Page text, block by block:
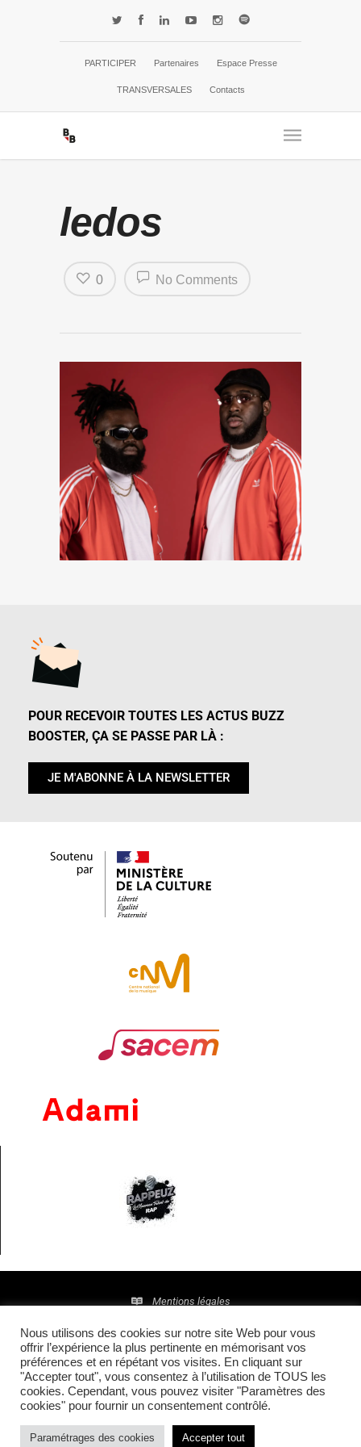
PARTICIPER Partenaires Espace Presse
TRANSVERSALES Contacts
ledos
No Comments
0
POUR RECEVOIR TOUTES LES ACTUS BUZZ
BOOSTER, ÇA SE PASSE PAR LÀ :
JE M'ABONNE À LA NEWSLETTER
Mentions légales
Politique de confidentialité
© 2016 • Site maintenu et mis à jour parTI(E)GER
COMMUNICATION
Nous utilisons des cookies sur notre site Web pour vous
offrir l’expérience la plus pertinente en mémorisant vos
préférences et en répétant vos visites. En cliquant sur
"Accepter tout", vous consentez à l’utilisation de TOUS les
cookies. Cependant, vous pouvez visiter "Paramètres des
cookies" pour fournir un consentement contrôlé.
Paramétrages des cookies Accepter tout